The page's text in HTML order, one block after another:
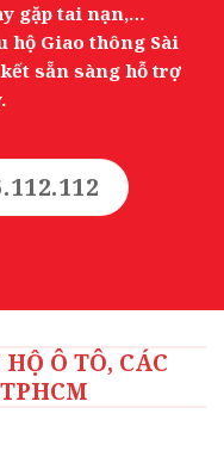
gặp tai nạn,…
hộ Giao thông Sài
sẵn sàng hỗ trợ
Ô TÔ, CÁC